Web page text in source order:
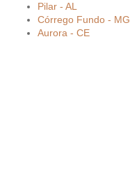
Pilar - AL
Córrego Fundo - MG
Aurora - CE